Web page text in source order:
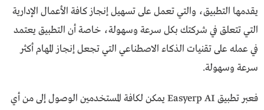
يقدمها التطبيق، والتي تعمل على تسهيل إنجاز كافة الأعمال الإدارية
التي تتعلق في شركتك بكل سرعة وسهولة، خاصة أن التطبيق يعتمد
في عمله على تقنيات الذكاء الاصطناعي التي تجعل إنجاز المهام أكثر
سرعة وسهولة.
فعبر تطبيق Easyerp AI يمكن لكافة المستخدمين الوصول إلى من أي